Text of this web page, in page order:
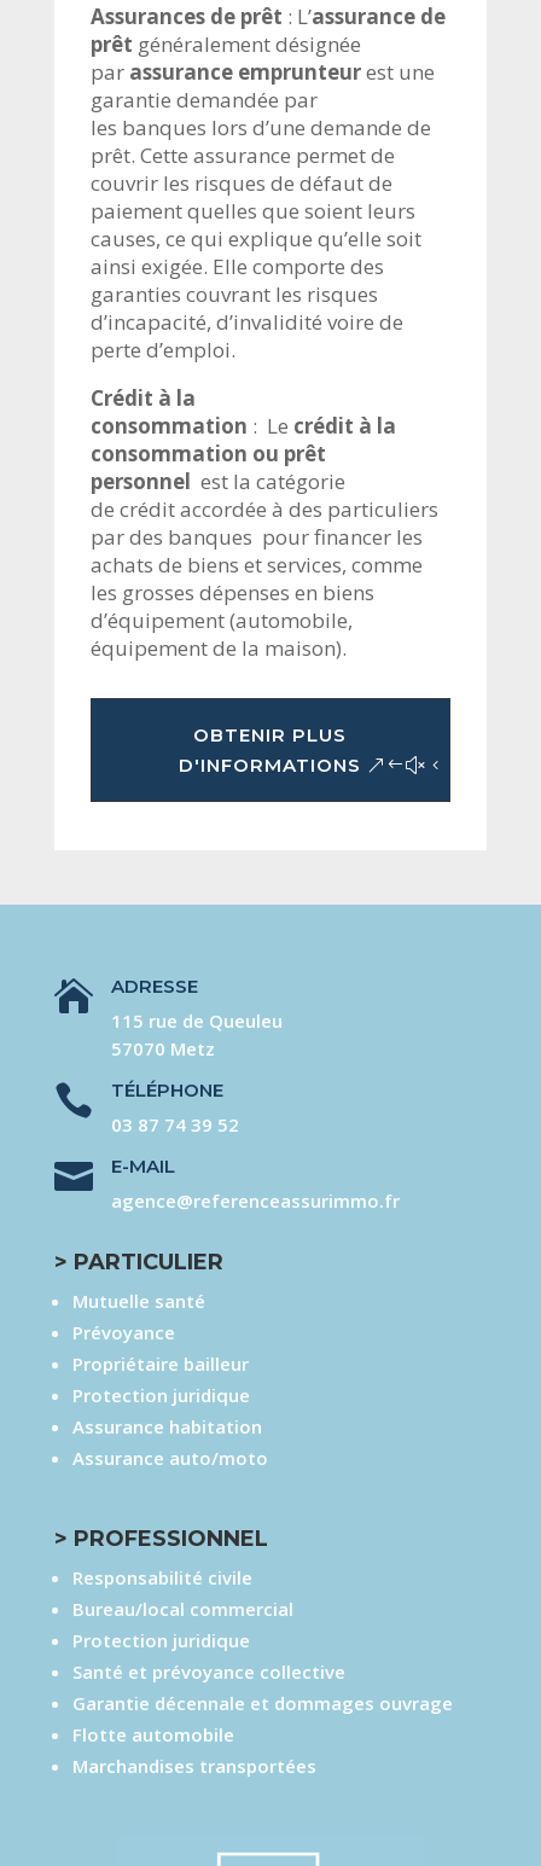
Assurances de prêt : L’assurance de
prêt généralement désignée
par assurance emprunteurest une
garantie demandée par
les banques lors d’une demande de
prêt. Cette assurance permet de
couvrir les risques de défaut de
paiement quelles que soient leurs
causes, ce qui explique qu’elle soit
ainsi exigée. Elle comporte des
garanties couvrant les risques
d’incapacité, d’invalidité voire de
perte d’emploi.
Crédit à la
consommation : Le crédit à la
consommation ou prêt
personnel est la catégorie
de créditaccordée à des particuliers
par des banques pour financer les
achats de biens et services, comme
les grosses dépenses en biens
d’équipement (automobile,
équipement de la maison).
OBTENIR PLUS
D'INFORMATIONS
 ADRESSE
115 rue de Queuleu
57070 Metz
 TÉLÉPHONE
03 87 74 39 52
 E-MAIL
agence@referenceassurimmo.fr
> PARTICULIER
Mutuelle santé
Prévoyance
Propriétaire bailleur
Protection juridique
Assurance habitation
Assurance auto/moto
> PROFESSIONNEL
Responsabilité civile
Bureau/local commercial
Protection juridique
Santé et prévoyance collective
Garantie décennale et dommages ouvrage
Flotte automobile
Marchandises transportées